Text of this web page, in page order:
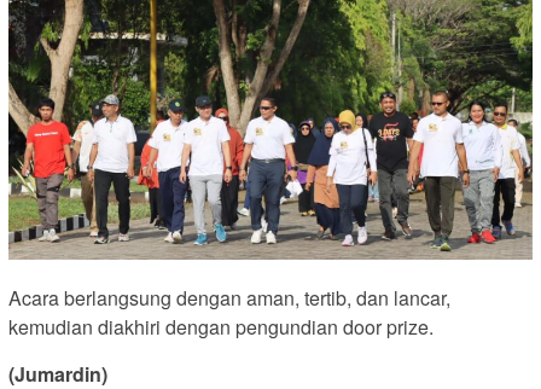
Acara berlangsung dengan aman, tertib, dan lancar,
kemudian diakhiri dengan pengundian door prize.
(Jumardin)